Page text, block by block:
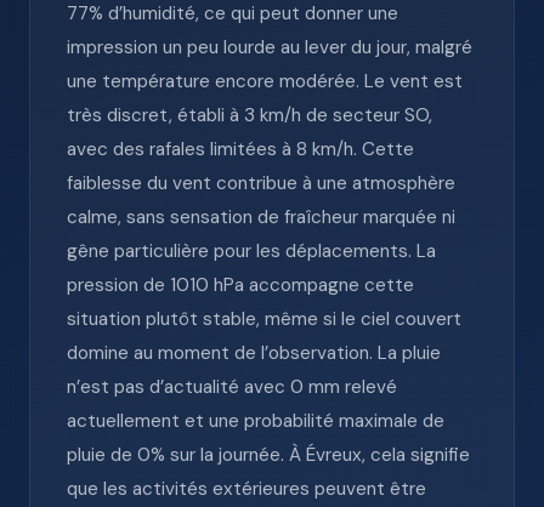
77% d’humidité, ce qui peut donner une
impression un peu lourde au lever du jour, malgré
une température encore modérée. Le vent est
très discret, établi à 3 km/h de secteur SO,
avec des rafales limitées à 8 km/h. Cette
faiblesse du vent contribue à une atmosphère
calme, sans sensation de fraîcheur marquée ni
gêne particulière pour les déplacements. La
pression de 1010 hPa accompagne cette
situation plutôt stable, même si le ciel couvert
domine au moment de l’observation. La pluie
n’est pas d’actualité avec 0 mm relevé
actuellement et une probabilité maximale de
pluie de 0% sur la journée. À Évreux, cela signifie
que les activités extérieures peuvent être